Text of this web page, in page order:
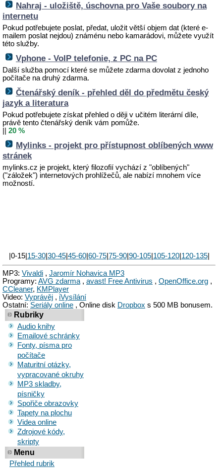
Nahraj - uložiště, úschovna pro Vaše soubory na
internetu
Pokud potřebujete poslat, předat, uložit větší objem dat (které e-
mailem poslat nejdou) známénu nebo kamarádovi, můžete využít
této služby.
Vphone - VoIP telefonie, z PC na PC
Další služba pomocí které se můžete zdarma dovolat z jednoho
počítače na druhý zdarma.
Čtenářský deník - přehled děl do předmětu český
jazyk a literatura
Pokud potřebujete získat přehled o ději v učitém literární díle,
právě tento čtenářský deník vám pomůže.
20 %
Mylinks - projekt pro přístupnost oblíbených www
stránek
mylinks.cz je projekt, který filozofií vychází z "oblíbených"
("záložek") internetových prohlížečů, ale nabízí mnohem více
možností.
|0-15| 15-30| 30-45| 45-60| 60-75| 75-90| 90-105| 105-120| 120-135|
MP3: Vivaldi , Jaromír Nohavica MP3
Programy: AVG zdarma, avast! Free Antivirus , OpenOffice.org ,
CCleaner, KMPlayer
Video: Vyprávěj , iVysílání
Ostatní: Seriály online , Online disk Dropbox s 500 MB bonusem.
Rubriky
Audio knihy
Emailové schránky
Fonty, písma pro
počítače
Maturitní otázky,
vypracované okruhy
MP3 skladby,
písničky
Spořiče obrazovky
Tapety na plochu
Videa online
Zdrojové kódy,
skripty
Menu
Přehled rubrik